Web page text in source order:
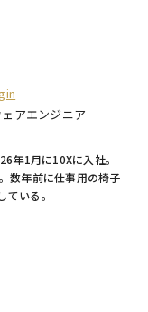
アエンジニア
年1月に10Xに入社。
数年前に仕事用の椅子
いる。